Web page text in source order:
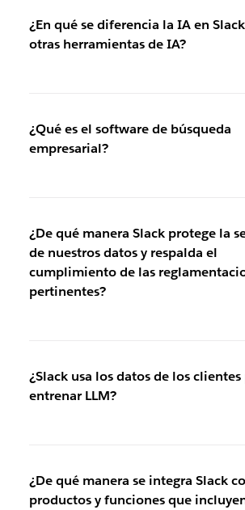
¿En qué se diferencia la IA en
otras herramientas de IA?
¿Qué es el software de búsqueda
empresarial?
¿De qué manera Slack protege la
de nuestros datos y respalda el
cumplimiento de las
pertinentes?
¿Slack usa los datos de los clientes
entrenar LLM?
¿De qué manera se integra Slack
productos y funciones que